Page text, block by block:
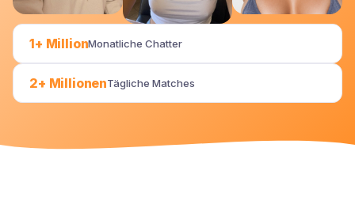
1+ MillionMonatliche Chatter
2+ MillionenTägliche Matches